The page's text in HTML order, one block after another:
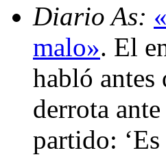
Diario As:
malo». El
habló antes
derrota
partido: